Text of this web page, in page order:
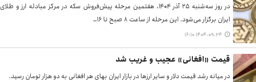
در روز سه‌شنبه ۲۵ آذر ۱۴۰۴، هفتمین مرحله پیش‌فروش سکه در مرکز مبادله ارز و طلای
ایران برگزار می‌شود. این مرحله از ساعت ۸ صبح تا ۱۶…
۱۴۰۴-۰۹-۲۴ ۱۶:۱۰
قیمت «افغانی» عجیب و غریب شد
در میانه رشد قیمت دلار و سایر ارزها در بازار ایران بهای هر افغانی به دو هزار تومان رسید.